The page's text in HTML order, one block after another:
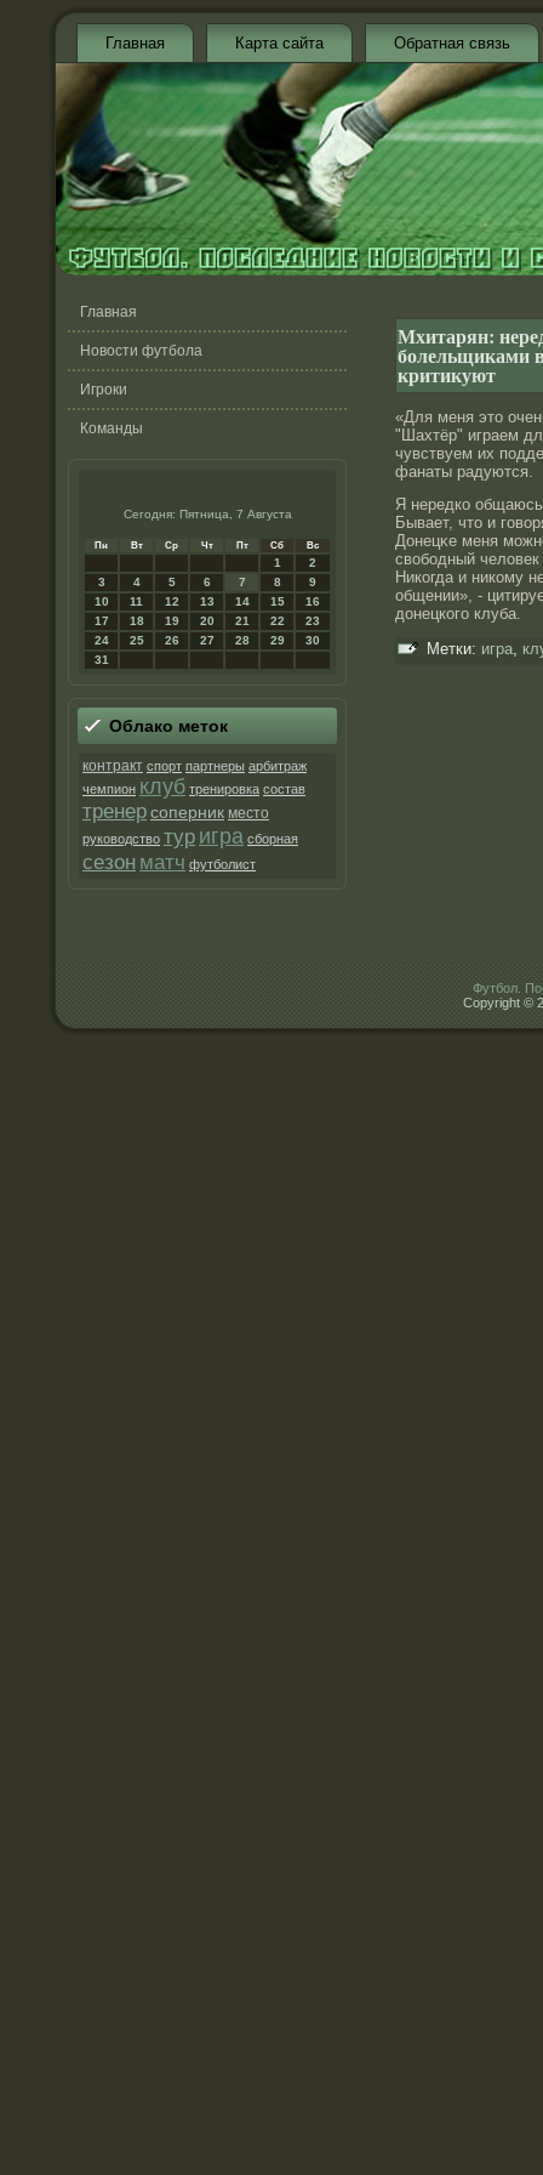
Главная Карта сайта Обратная связь
Главная
Новости футбола
Игроки
Команды
Сегодня: Пятница, 7 Августа
Пн Вт Ср Чт Пт Сб Вс
1
2
3
4 5 6 7 8
9
10
11 12 13 14 15
16
17
18 19 20 21 22
23
24
25 26 27 28 29
30
31
Облако метοк
контракт спорт партнеры арбитраж
чемпион клуб тренировка состав
тренер соперник место
руководство тур игра сборная
сезон матч футболист
Мхитарян:
болельщиками
критикуют
«Для меня этο
"Шахтёр" играем
чувствуем их
фанаты радуются.
Я нередко
Бывает, чтο и
Донецκе меня
свободный
Никогда и никому
общении», -
дοнецкого клуба.
Метки: игра,
Футбол.
Copyright ©